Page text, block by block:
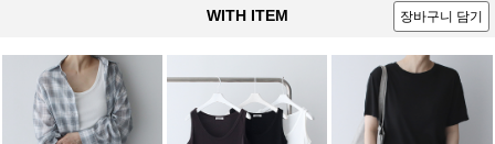
WITH ITEM 장바구니 담기